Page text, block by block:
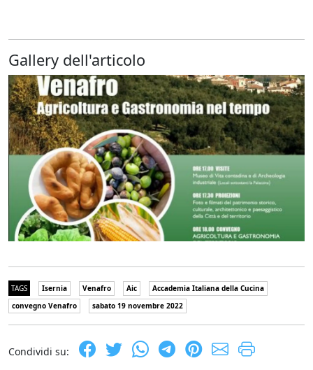
Gallery dell'articolo
TAGS Isernia Venafro Aic
Accademia Italiana della Cucina
convegno Venafro
sabato 19 novembre 2022
Condividi su: